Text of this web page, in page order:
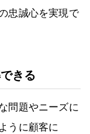
忠誠心を実現で
きる
問題やニーズに
うに顧客に